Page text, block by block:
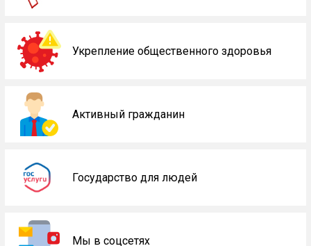
Укрепление общественного здоровья
Активный гражданин
Государство для людей
Мы в соцсетях